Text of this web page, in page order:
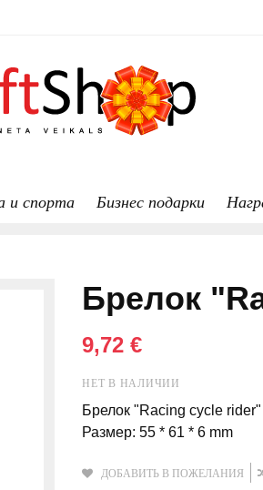
и спорта Бизнес подарки
Брелок
9,72 €
НЕТ В НАЛИЧИИ
Брелок "Racing cycle rider"
Размер: 55 * 61 * 6 mm
ДОБАВИТЬ В ПОЖЕЛАНИЯ